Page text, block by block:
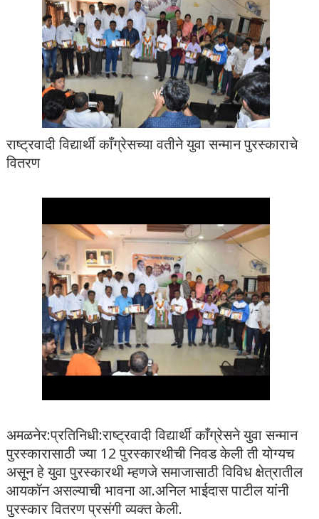
राष्ट्रवादी विद्यार्थी काँग्रेसच्या वतीने युवा सन्मान पुरस्काराचे
वितरण
अमळनेर:प्रतिनिधी:राष्ट्रवादी विद्यार्थी काँग्रेसने युवा सन्मान
पुरस्कारासाठी ज्या 12 पुरस्कारथीची निवड केली ती योग्यच
असून हे युवा पुरस्कारथी म्हणजे समाजासाठी विविध क्षेत्रातील
आयकॉन असल्याची भावना आ.अनिल भाईदास पाटील यांनी
पुरस्कार वितरण प्रसंगी व्यक्त केली.